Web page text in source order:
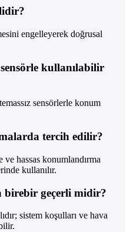
engelleyerek doğrusal
kullanılabilir
sensörlerle konum
tercih edilir?
hassas konumlandırma
kullanılır.
birebir geçerli midir?
sistem koşulları ve hava